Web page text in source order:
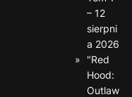
– 12
sierpni
a 2026
"Red
Hood:
Outlaw